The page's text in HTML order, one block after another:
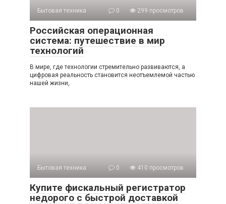
Бытовая техника 0 299 просмотров
Российская операционная
система: путешествие в мир
технологий
В мире, где технологии стремительно развиваются, а
цифровая реальность становится неотъемлемой частью
нашей жизни,
Бытовая техника 0 410 просмотров
Купите фискальный регистратор
недорого с быстрой доставкой